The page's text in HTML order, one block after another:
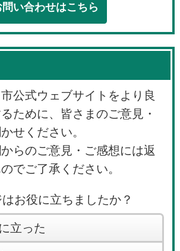
い合わせはこちら
公式ウェブサイトをより良
ために、皆さまのご意見・
せください。
らのご意見・ご感想には返
でご了承ください。
お役に立ちましたか？
立った